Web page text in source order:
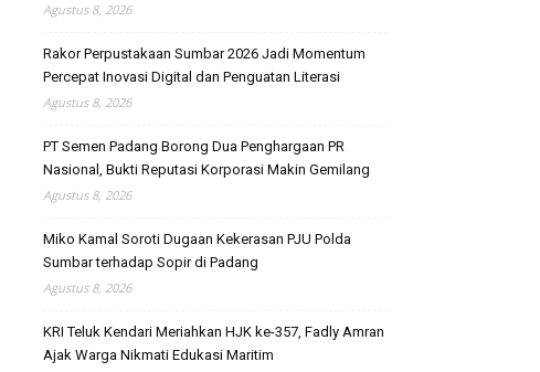
Agustus 8, 2026
Rakor Perpustakaan Sumbar 2026 Jadi Momentum
Percepat Inovasi Digital dan Penguatan Literasi
Agustus 8, 2026
PT Semen Padang Borong Dua Penghargaan PR
Nasional, Bukti Reputasi Korporasi Makin Gemilang
Agustus 8, 2026
Miko Kamal Soroti Dugaan Kekerasan PJU Polda
Sumbar terhadap Sopir di Padang
Agustus 8, 2026
KRI Teluk Kendari Meriahkan HJK ke-357, Fadly Amran
Ajak Warga Nikmati Edukasi Maritim